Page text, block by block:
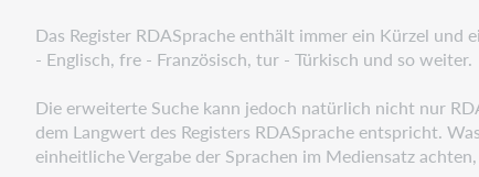
Das Register RDASprache enthält immer ein Kürzel und
- Englisch, fre - Französisch, tur - Türkisch und so weiter.
Die erweiterte Suche kann jedoch natürlich nicht nur
dem Langwert des Registers RDASprache entspricht.
einheitliche Vergabe der Sprachen im Mediensatz